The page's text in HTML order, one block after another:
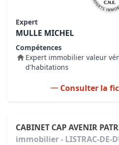
Expert
MULLE MICHEL
Compétences
Expert immobilier valeur
d'habitations
Consulter la
CABINET CAP AVENIR
immobilier - LISTRAC-DE-